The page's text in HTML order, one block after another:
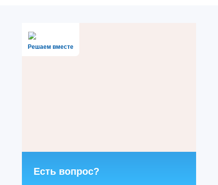
Решаем вместе
Есть вопрос?